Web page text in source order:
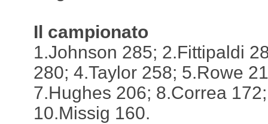
Il campionato
1.Johnson 285; 2.Fittipaldi
280; 4.Taylor 258; 5.Rowe
7.Hughes 206; 8.Correa
10.Missig 160.